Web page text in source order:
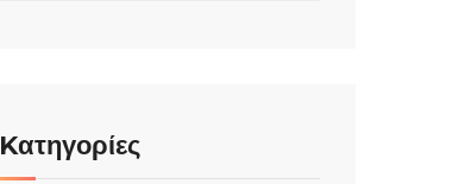
Kατηγορίες